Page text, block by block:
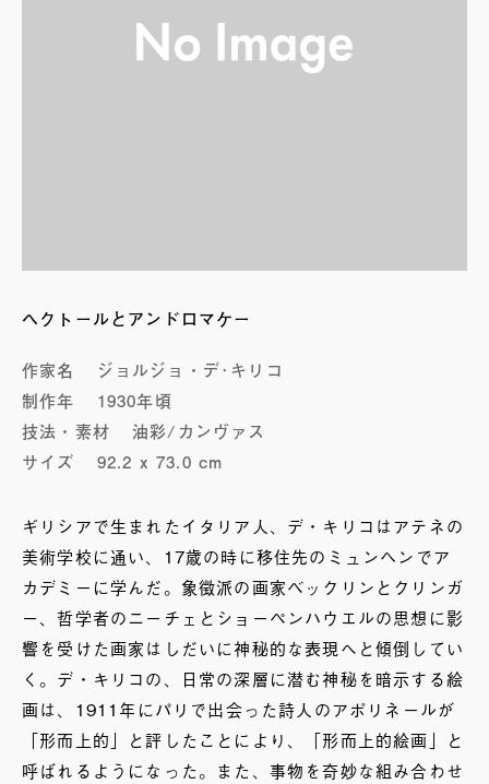
ヘクトールとアンドロマケー
作家名
ジョルジョ・デ･キリコ
制作年
1930年頃
技法・素材
油彩/カンヴァス
サイズ
92.2 x 73.0 cm
ギリシアで生まれたイタリア人、デ・キリコはアテネの
美術学校に通い、17歳の時に移住先のミュンヘンでア
カデミーに学んだ。象徴派の画家ベックリンとクリンガ
ー、哲学者のニーチェとショーペンハウエルの思想に影
響を受けた画家はしだいに神秘的な表現へと傾倒してい
く。デ・キリコの、日常の深層に潜む神秘を暗示する絵
画は、1911年にパリで出会った詩人のアポリネールが
「形而上的」と評したことにより、「形而上的絵画」と
呼ばれるようになった。また、事物を奇妙な組み合わせ